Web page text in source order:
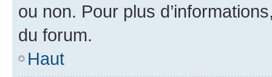
ou non. Pour plus
du forum.
Haut